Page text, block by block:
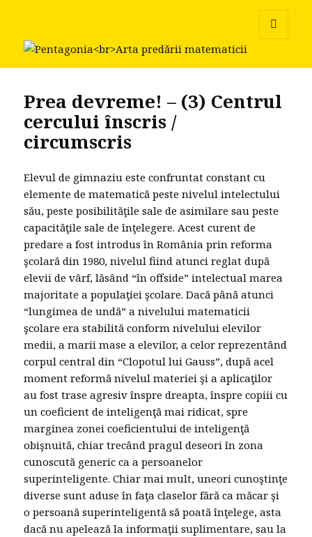
WIDGETS
Prea devreme! – (3) Centrul
cercului înscris /
circumscris
Elevul de gimnaziu este confruntat constant cu
elemente de matematică peste nivelul intelectului
său, peste posibilităţile sale de asimilare sau peste
capacităţile sale de înţelegere. Acest curent de
predare a fost introdus în România prin reforma
şcolară din 1980, nivelul fiind atunci reglat după
elevii de vârf, lăsând “în offside” intelectual marea
majoritate a populaţiei şcolare. Dacă până atunci
“lungimea de undă” a nivelului matematicii
şcolare era stabilită conform nivelului elevilor
medii, a marii mase a elevilor, a celor reprezentând
corpul central din “Clopotul lui Gauss”, după acel
moment reformă nivelul materiei şi a aplicaţilor
au fost trase agresiv înspre dreapta, înspre copiii cu
un coeficient de inteligenţă mai ridicat, spre
marginea zonei coeficientului de inteligenţă
obişnuită, chiar trecând pragul deseori în zona
cunoscută generic ca a persoanelor
superinteligente. Chiar mai mult, uneori cunoştinţe
diverse sunt aduse în faţa claselor fără ca măcar şi
o persoană superinteligentă să poată înţelege, asta
dacă nu apelează la informaţii suplimentare, sau la